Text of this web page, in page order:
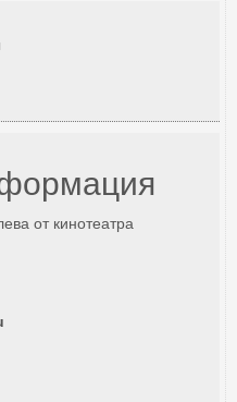
от кинотеатра